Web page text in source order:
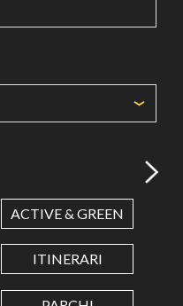
ACTIVE & GREEN
ITINERARI